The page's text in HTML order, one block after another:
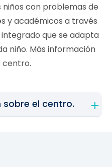
niños con problemas de
y académicos a través
que se adapta
niño. Más información
centro.
el centro.